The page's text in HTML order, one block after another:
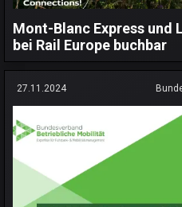
Mont-Blanc Express und
bei Rail Europe buchbar
27.11.2024